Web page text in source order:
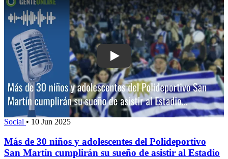
Play: Más de 30 niños y
Social • 10 Jun 2025
Más de 30 niños y adolescentes del Polideportivo
San Martín cumplirán su sueño de asistir al Estadio